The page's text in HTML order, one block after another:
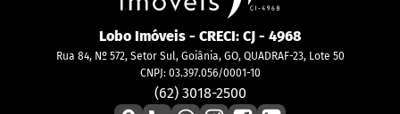
Lobo Imóveis - CRECI: CJ - 4968
Rua 84, Nº 572, Setor Sul, Goiânia, GO, QUADRAF-23, Lote 50
CNPJ: 03.397.056/0001-10
(62) 3018-2500